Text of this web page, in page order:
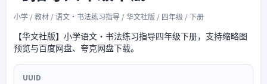
小学 / 教材 / 语文·书法练习指导 / 华文社版 / 四年级 / 下册
【华文社版】小学语文·书法练习指导四年级下册，支持缩略图
预览与百度网盘、夸克网盘下载。
UUID